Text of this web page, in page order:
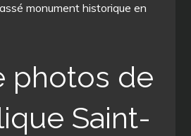
monument historique en
photos de
Saint-